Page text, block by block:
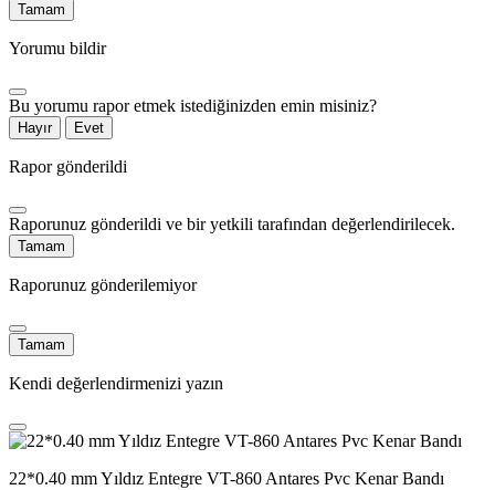
Tamam
Yorumu bildir
Bu yorumu rapor etmek istediğinizden emin misiniz?
Hayır Evet
Rapor gönderildi
Raporunuz gönderildi ve bir yetkili tarafından değerlendirilecek.
Tamam
Raporunuz gönderilemiyor
Tamam
Kendi değerlendirmenizi yazın
22*0.40 mm Yıldız Entegre VT-860 Antares Pvc Kenar Bandı